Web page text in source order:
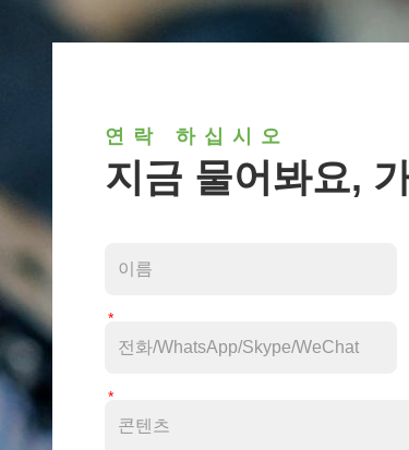
연락 하십시오
지금 물어봐요,